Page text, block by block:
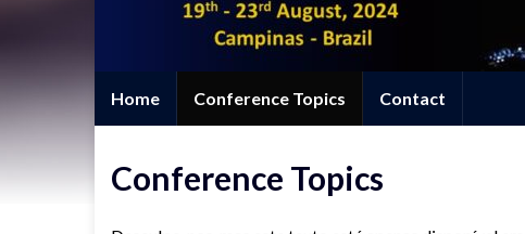
Home Conference Topics Contact
Conference Topics